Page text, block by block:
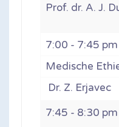
Prof. dr. A. J.
7:00 - 7:45 pm
Medische
Dr. Z. Erjavec
7:45 - 8:30 pm